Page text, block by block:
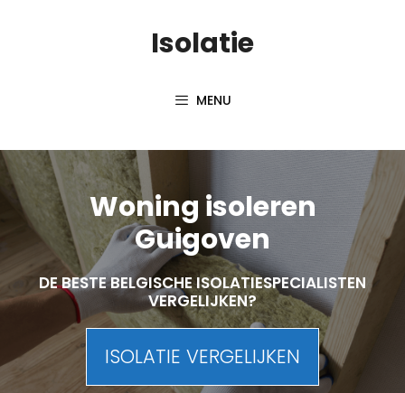
Isolatie
MENU
Woning isoleren
Guigoven
DE BESTE BELGISCHE ISOLATIESPECIALISTEN
VERGELIJKEN?
ISOLATIE VERGELIJKEN